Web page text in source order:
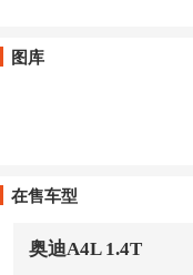
图库
在售车型
奥迪A4L 1.4T